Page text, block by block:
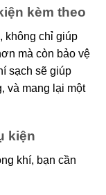
kèm theo
không chỉ giúp
mà còn bảo vệ
sạch sẽ giúp
và mang lại một
kiện
khí, bạn cần